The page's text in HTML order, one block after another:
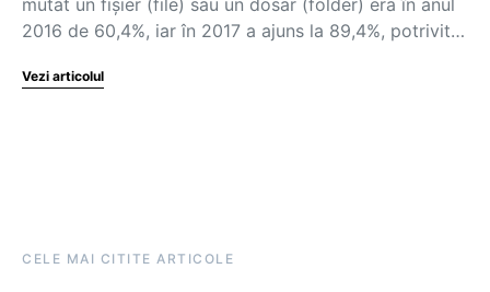
mutat un fișier (file) sau un dosar (folder) era în anul
2016 de 60,4%, iar în 2017 a ajuns la 89,4%, potrivit…
Vezi articolul
CELE MAI CITITE ARTICOLE